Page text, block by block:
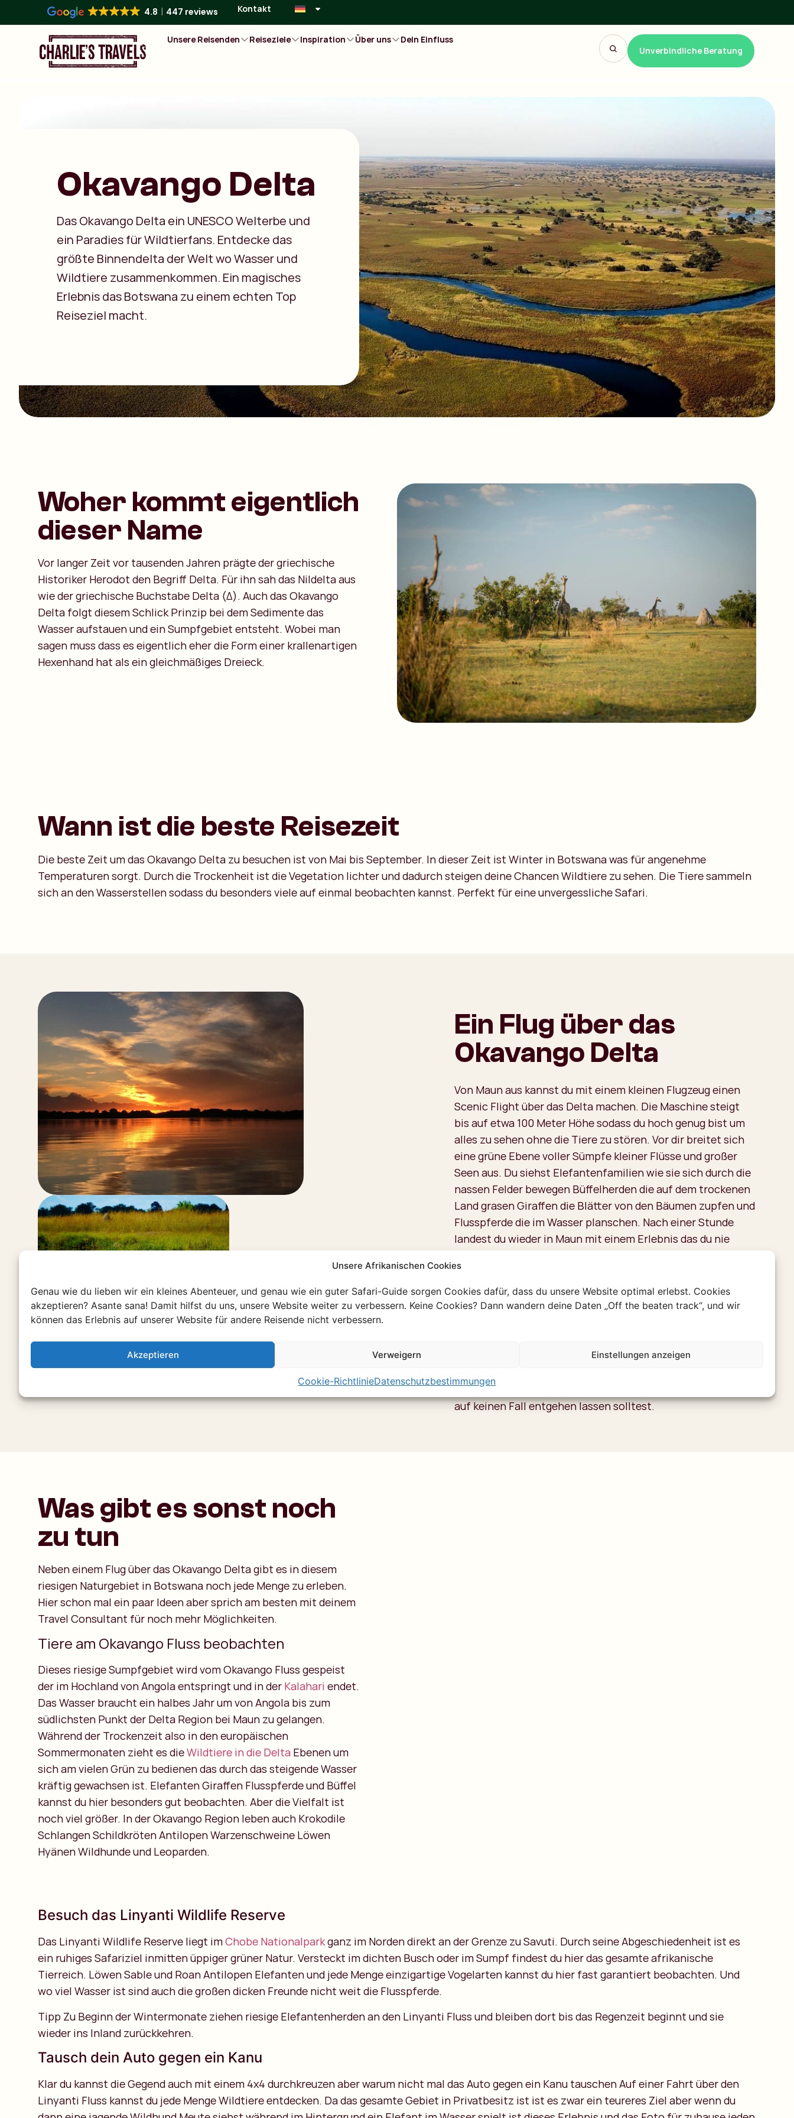
Unsere Afrikanischen Cookies
Genau wie du lieben wir ein kleines Abenteuer, und genau wie ein guter Safari-Guide sorgen Cookies dafür, dass du unsere Website optimal erlebst. Cookies
akzeptieren? Asante sana! Damit hilfst du uns, unsere Website weiter zu verbessern. Keine Cookies? Dann wandern deine Daten „Off the beaten track“, und wir
können das Erlebnis auf unserer Website für andere Reisende nicht verbessern.
Akzeptieren Verweigern Einstellungen anzeigen
Cookie-RichtlinieDatenschutzbestimmungen
4.8 447 reviews Kontakt
Unsere Reisenden Reiseziele Inspiration Über uns
Dein Einfluss
Unverbindliche Beratung
Okavango Delta
Das Okavango Delta ein UNESCO Welterbe und
ein Paradies für Wildtierfans. Entdecke das
größte Binnendelta der Welt wo Wasser und
Wildtiere zusammenkommen. Ein magisches
Erlebnis das Botswana zu einem echten Top
Reiseziel macht.
Woher kommt eigentlich
dieser Name
Vor langer Zeit vor tausenden Jahren prägte der griechische
Historiker Herodot den Begriff Delta. Für ihn sah das Nildelta aus
wie der griechische Buchstabe Delta (Δ). Auch das Okavango
Delta folgt diesem Schlick Prinzip bei dem Sedimente das
Wasser aufstauen und ein Sumpfgebiet entsteht. Wobei man
sagen muss dass es eigentlich eher die Form einer krallenartigen
Hexenhand hat als ein gleichmäßiges Dreieck.
Wann ist die beste Reisezeit
Die beste Zeit um das Okavango Delta zu besuchen ist von Mai bis September. In dieser Zeit ist Winter in Botswana was für angenehme
Temperaturen sorgt. Durch die Trockenheit ist die Vegetation lichter und dadurch steigen deine Chancen Wildtiere zu sehen. Die Tiere sammeln
sich an den Wasserstellen sodass du besonders viele auf einmal beobachten kannst. Perfekt für eine unvergessliche Safari.
Ein Flug über das
Okavango Delta
Von Maun aus kannst du mit einem kleinen Flugzeug einen
Scenic Flight über das Delta machen. Die Maschine steigt
bis auf etwa 100 Meter Höhe sodass du hoch genug bist um
alles zu sehen ohne die Tiere zu stören. Vor dir breitet sich
eine grüne Ebene voller Sümpfe kleiner Flüsse und großer
Seen aus. Du siehst Elefantenfamilien wie sie sich durch die
nassen Felder bewegen Büffelherden die auf dem trockenen
Land grasen Giraffen die Blätter von den Bäumen zupfen und
Flusspferde die im Wasser planschen. Nach einer Stunde
landest du wieder in Maun mit einem Erlebnis das du nie
mehr vergisst.
Da es sich um kleine Flugzeuge handelt passen nur etwa 4
Günstig ist es allerdings nicht du zahlst meist zwischen 120
aber eine unvergessliche Erfahrung die du dir in Botswana
auf keinen Fall entgehen lassen solltest.
Was gibt es sonst noch
zu tun
Neben einem Flug über das Okavango Delta gibt es in diesem
riesigen Naturgebiet in Botswana noch jede Menge zu erleben.
Hier schon mal ein paar Ideen aber sprich am besten mit deinem
Travel Consultant für noch mehr Möglichkeiten.
Tiere am Okavango Fluss beobachten
Dieses riesige Sumpfgebiet wird vom Okavango Fluss gespeist
der im Hochland von Angola entspringt und in der Kalahari endet.
Das Wasser braucht ein halbes Jahr um von Angola bis zum
südlichsten Punkt der Delta Region bei Maun zu gelangen.
Während der Trockenzeit also in den europäischen
Sommermonaten zieht es dieWildtiere in die Delta Ebenen um
sich am vielen Grün zu bedienen das durch das steigende Wasser
kräftig gewachsen ist. Elefanten Giraffen Flusspferde und Büffel
kannst du hier besonders gut beobachten. Aber die Vielfalt ist
noch viel größer. In der Okavango Region leben auch Krokodile
Schlangen Schildkröten Antilopen Warzenschweine Löwen
Hyänen Wildhunde und Leoparden.
Besuch das Linyanti Wildlife Reserve
Das Linyanti Wildlife Reserve liegt imChobe Nationalparkganz im Norden direkt an der Grenze zu Savuti. Durch seine Abgeschiedenheit ist es
ein ruhiges Safariziel inmitten üppiger grüner Natur. Versteckt im dichten Busch oder im Sumpf findest du hier das gesamte afrikanische
Tierreich. Löwen Sable und Roan Antilopen Elefanten und jede Menge einzigartige Vogelarten kannst du hier fast garantiert beobachten. Und
wo viel Wasser ist sind auch die großen dicken Freunde nicht weit die Flusspferde.
Tipp Zu Beginn der Wintermonate ziehen riesige Elefantenherden an den Linyanti Fluss und bleiben dort bis das Regenzeit beginnt und sie
wieder ins Inland zurückkehren.
Tausch dein Auto gegen ein Kanu
Klar du kannst die Gegend auch mit einem 4x4 durchkreuzen aber warum nicht mal das Auto gegen ein Kanu tauschen Auf einer Fahrt über den
Linyanti Fluss kannst du jede Menge Wildtiere entdecken. Da das gesamte Gebiet in Privatbesitz ist ist es zwar ein teureres Ziel aber wenn du